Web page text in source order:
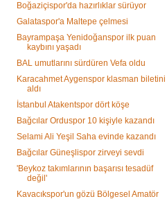
Boğaziçispor'da hazırlıklar sürüyor
Galataspor'a Maltepe çelmesi
Bayrampaşa Yenidoğanspor ilk puan
kaybını yaşadı
BAL umutlarını sürdüren Vefa oldu
Karacahmet Aygenspor klasman biletini
aldı
İstanbul Atakentspor dört köşe
Bağcılar Orduspor 10 kişiyle kazandı
Selami Ali Yeşil Saha evinde kazandı
Bağcılar Güneşlispor zirveyi sevdi
'Beykoz takımlarının başarısı tesadüf
değil'
Kavacıkspor'un gözü Bölgesel Amatör